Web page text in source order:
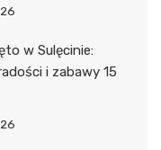
w Sulęcinie:
i zabawy 15